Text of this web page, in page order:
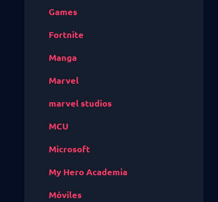
Games
Fortnite
Manga
Marvel
marvel studios
MCU
Microsoft
My Hero Academia
Móviles